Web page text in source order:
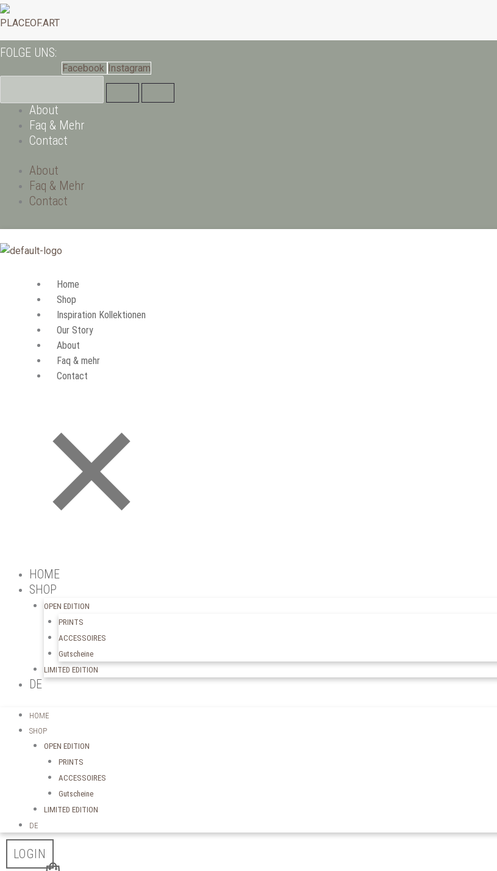
Zum
Inhalt
springen
PLACEOF.ART
FOLGE UNS:
Facebook Instagram
About
Faq & Mehr
Contact
About
Faq & Mehr
Contact
Home
Shop
Inspiration Kollektionen
Our Story
About
Faq & mehr
Contact
HOME
SHOP
OPEN EDITION
PRINTS
ACCESSOIRES
Gutscheine
LIMITED EDITION
DE
HOME
SHOP
OPEN EDITION
PRINTS
ACCESSOIRES
Gutscheine
LIMITED EDITION
DE
LOGIN